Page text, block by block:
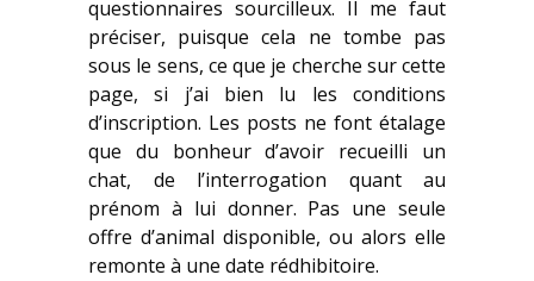
questionnaires sourcilleux. Il me faut
préciser, puisque cela ne tombe pas
sous le sens, ce que je cherche sur cette
page, si j’ai bien lu les conditions
d’inscription. Les posts ne font étalage
que du bonheur d’avoir recueilli un
chat, de l’interrogation quant au
prénom à lui donner. Pas une seule
offre d’animal disponible, ou alors elle
remonte à une date rédhibitoire.